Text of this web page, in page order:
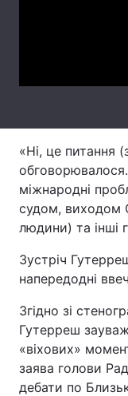
Тема оформлення
«Ні, це питання
міжнародні
судом,
людини) та інші
Зустріч
напередодні
Згідно зі
Гутерреш
«віхових»
заява голови
дебати по